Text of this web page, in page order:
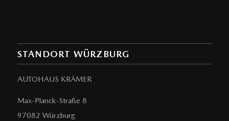
STANDORT WÜRZBURG
AUTOHAUS KRÄMER
Max-Planck-Straße 8
97082 Würzburg